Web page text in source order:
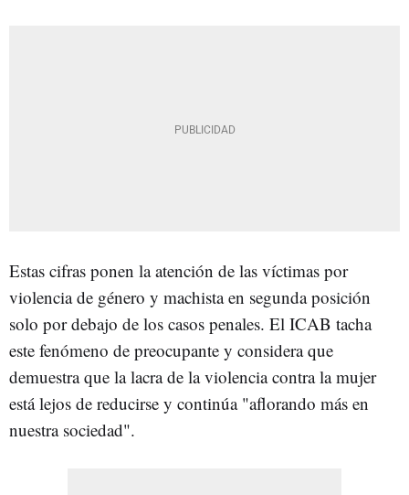
Estas cifras ponen la atención de las víctimas por
violencia de género y machista en segunda posición
solo por debajo de los casos penales. El ICAB tacha
este fenómeno de preocupante y considera que
demuestra que la lacra de la violencia contra la mujer
está lejos de reducirse y continúa "aflorando más en
nuestra sociedad".